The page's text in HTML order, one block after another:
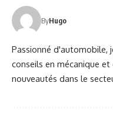
ByHugo
Passionné d'automobile,
conseils en mécanique
nouveautés dans le